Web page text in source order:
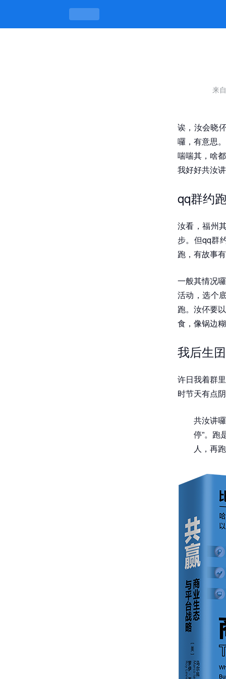
qq群约跑群聊，跑跑停停有讲究 -
来
诶，汝会晓
囉，有意思
喘喘其，啥
我好好共汝
qq群约
汝看，福州
步。但qq群
跑，有故事
一般其情况
活动，选个
跑。汝伓要
食，像锅边
我后生
许日我着群
时节天有点
共汝讲
停”。跑
人，再